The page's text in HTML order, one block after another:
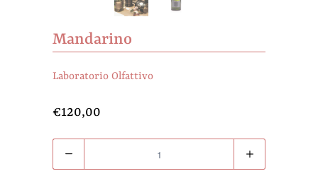
Mandarino
Laboratorio Olfattivo
€120,00